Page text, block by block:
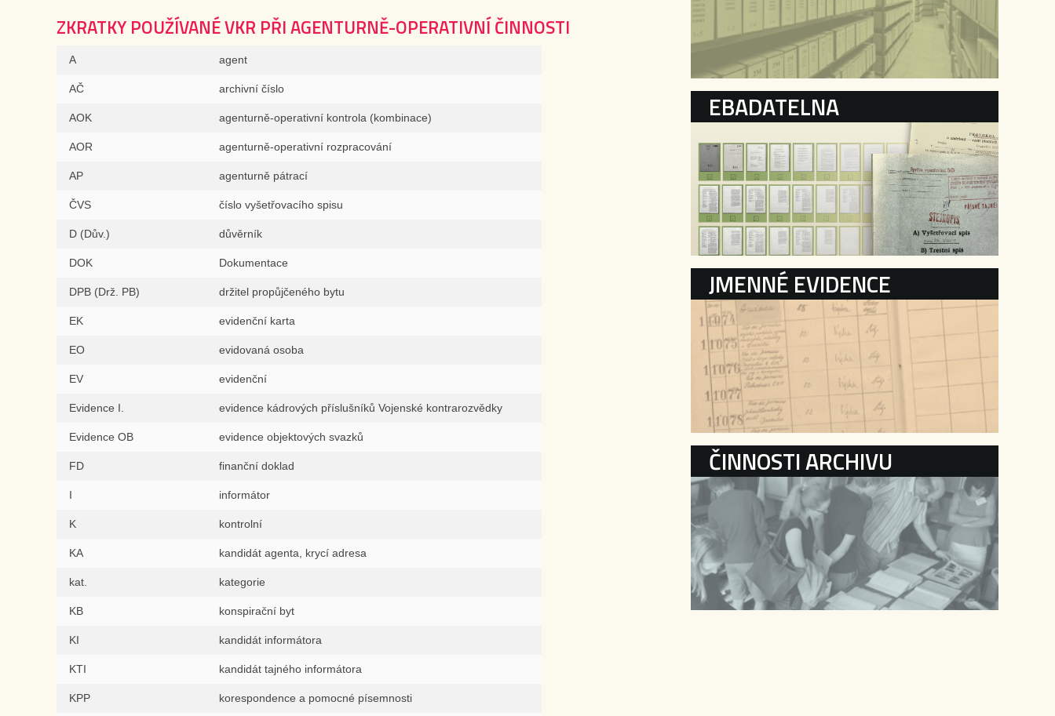
ZKRATKY POUŽÍVANÉ VKR PŘI AGENTURNĚ-OPERATIVNÍ ČINNOSTI
A agent
AČ archivní číslo
AOK agenturně-operativní kontrola (kombinace)
AOR agenturně-operativní rozpracování
AP agenturně pátrací
ČVS číslo vyšetřovacího spisu
D (Dův.) důvěrník
DOK Dokumentace
DPB (Drž. PB) držitel propůjčeného bytu
EK evidenční karta
EO evidovaná osoba
EV evidenční
Evidence I. evidence kádrových příslušníků Vojenské kontrarozvědky
Evidence OB evidence objektových svazků
FD finanční doklad
informátor
K kontrolní
KA kandidát agenta, krycí adresa
kat. kategorie
KB konspirační byt
KI kandidát informátora
KTI kandidát tajného informátora
KPP korespondence a pomocné písemnosti
EBADATELNA
JMENNÉ EVIDENCE
ČINNOSTI ARCHIVU